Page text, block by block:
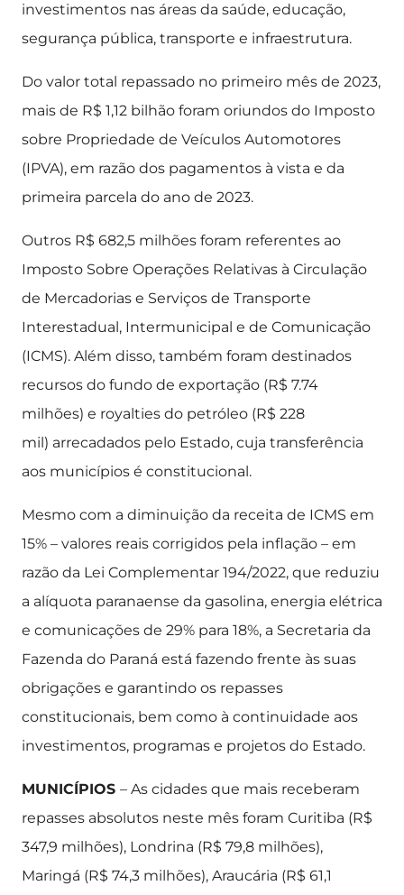
investimentos nas áreas da saúde, educação,
segurança pública, transporte e infraestrutura.
Do valor total repassado no primeiro mês de 2023,
mais de R$ 1,12 bilhão foram oriundos do Imposto
sobre Propriedade de Veículos Automotores
(IPVA), em razão dos pagamentos à vista e da
primeira parcela do ano de 2023.
Outros R$ 682,5 milhões foram referentes ao
Imposto Sobre Operações Relativas à Circulação
de Mercadorias e Serviços de Transporte
Interestadual, Intermunicipal e de Comunicação
(ICMS). Além disso, também foram destinados
recursos do fundo de exportação (R$ 7.74
milhões) e royalties do petróleo (R$ 228
mil) arrecadados pelo Estado, cuja transferência
aos municípios é constitucional.
Mesmo com a diminuição da receita de ICMS em
15% – valores reais corrigidos pela inflação – em
razão da Lei Complementar 194/2022, que reduziu
a alíquota paranaense da gasolina, energia elétrica
e comunicações de 29% para 18%, a Secretaria da
Fazenda do Paraná está fazendo frente às suas
obrigações e garantindo os repasses
constitucionais, bem como à continuidade aos
investimentos, programas e projetos do Estado.
MUNICÍPIOS – As cidades que mais receberam
repasses absolutos neste mês foram Curitiba (R$
347,9 milhões), Londrina (R$ 79,8 milhões),
Maringá (R$ 74,3 milhões), Araucária (R$ 61,1